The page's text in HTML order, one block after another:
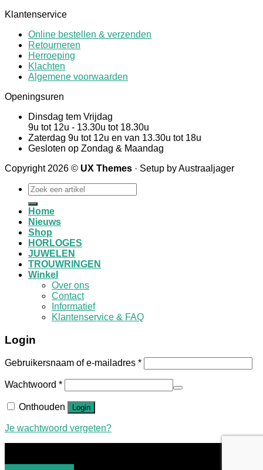
Klantenservice
Online bestellen & verzenden
Retourneren
Herroeping
Klachten
Algemene voorwaarden
Openingsuren
Dinsdag tem Vrijdag
9u tot 12u - 13.30u tot 18.30u
Zaterdag 9u tot 12u en van 13.30u tot 18u
Gesloten op Zondag & Maandag
Copyright 2026 © UX Themes · Setup by Austraaljager
Zoeken
naar:
Home
Nieuws
Shop
HORLOGES
JUWELEN
TROUWRINGEN
Winkel
Over ons
Contact
Informatief
Klantenservice & FAQ
Login
Gebruikersnaam of e-mailadres *
Wachtwoord *
Onthouden Login
Je wachtwoord vergeten?